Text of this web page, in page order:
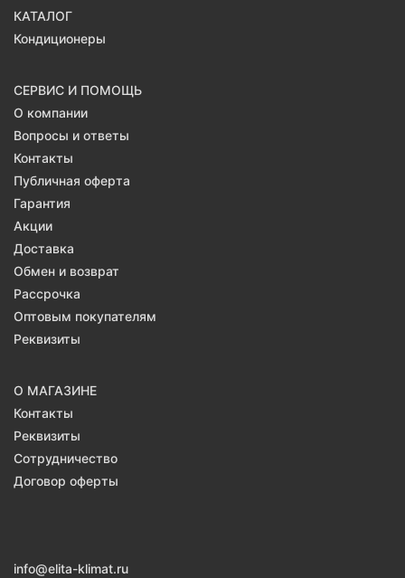
КАТАЛОГ
Кондиционеры
СЕРВИС И ПОМОЩЬ
О компании
Вопросы и ответы
Контакты
Публичная оферта
Гарантия
Акции
Доставка
Обмен и возврат
Рассрочка
Оптовым покупателям
Реквизиты
О МАГАЗИНЕ
Контакты
Реквизиты
Сотрудничество
Договор оферты
info@elita-klimat.ru